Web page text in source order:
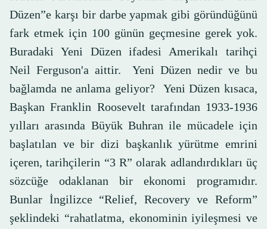
Düzen”e karşı bir darbe yapmak gibi göründüğünü
fark etmek için 100 günün geçmesine gerek yok.
Buradaki Yeni Düzen ifadesi Amerikalı tarihçi
Neil Ferguson'a aittir. Yeni Düzen nedir ve bu
bağlamda ne anlama geliyor? Yeni Düzen kısaca,
Başkan Franklin Roosevelt tarafından 1933-1936
yılları arasında Büyük Buhran ile mücadele için
başlatılan ve bir dizi başkanlık yürütme emrini
içeren, tarihçilerin “3 R” olarak adlandırdıkları üç
sözcüğe odaklanan bir ekonomi programıdır.
Bunlar İngilizce “Relief, Recovery ve Reform”
şeklindeki “rahatlatma, ekonominin iyileşmesi ve